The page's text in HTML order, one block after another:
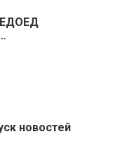
новостей